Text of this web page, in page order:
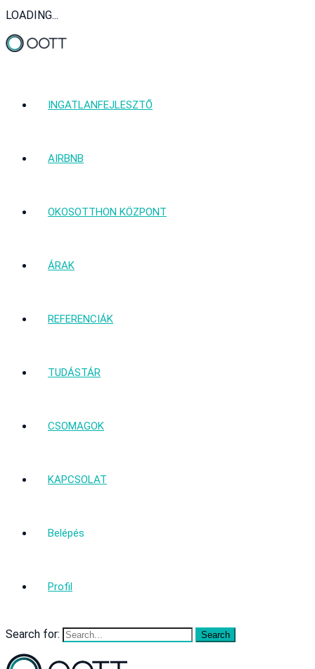
LOADING...
INGATLANFEJLESZTŐ
AIRBNB
OKOSOTTHON KÖZPONT
ÁRAK
REFERENCIÁK
TUDÁSTÁR
CSOMAGOK
KAPCSOLAT
Belépés
Profil
Search for: